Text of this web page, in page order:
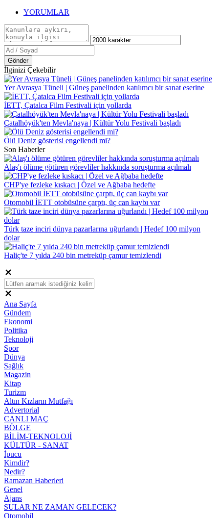
YORUMLAR
Gönder
İlginizi Çekebilir
Yer Avrasya Tüneli | Güneş panelinden katılımcı bir sanat eserine
İETT, Çatalca Film Festivali için yollarda
Çatalhöyük'ten Mevla'naya | Kültür Yolu Festivali başladı
Ölü Deniz gösterisi engellendi mi?
Son Haberler
Alaş'ı ölüme götüren görevliler hakkında soruşturma açılmalı
CHP'ye fezleke kıskacı | Özel ve Ağbaba hedefte
Otomobil İETT otobüsüne çarptı, üç can kaybı var
Türk taze inciri dünya pazarlarına uğurlandı | Hedef 100 milyon
dolar
Haliç'te 7 yılda 240 bin metreküp çamur temizlendi
Ana Sayfa
Gündem
Ekonomi
Politika
Teknoloji
Spor
Dünya
Sağlık
Magazin
Kitap
Turizm
Altın Kızların Mutfağı
Advertorial
CANLI MAÇ
BÖLGE
BİLİM-TEKNOLOJİ
KÜLTÜR - SANAT
İpucu
Kimdir?
Nedir?
Ramazan Haberleri
Genel
Ajans
SULAR NE ZAMAN GELECEK?
Otomobil